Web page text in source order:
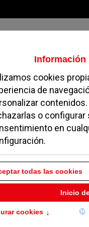
MADRID NOROESTE
padre
has